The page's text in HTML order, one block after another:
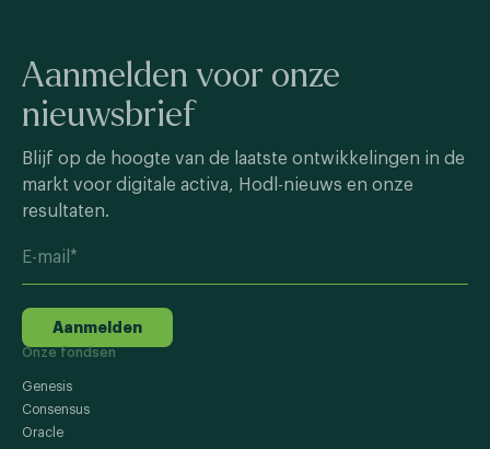
Aanmelden voor onze
nieuwsbrief
Blijf op de hoogte van de laatste ontwikkelingen in de
markt voor digitale activa, Hodl-nieuws en onze
resultaten.
Aanmelden
Onze fondsen
Genesis
Consensus
Oracle